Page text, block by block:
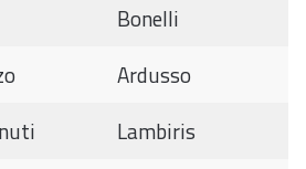
Bonelli
Ardusso
Lambiris